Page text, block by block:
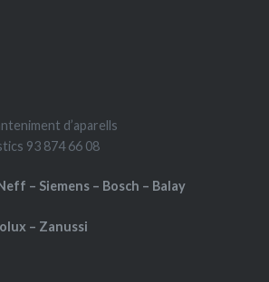
d’aparells
93 874 66 08
– Siemens – Bosch – Balay
– Zanussi